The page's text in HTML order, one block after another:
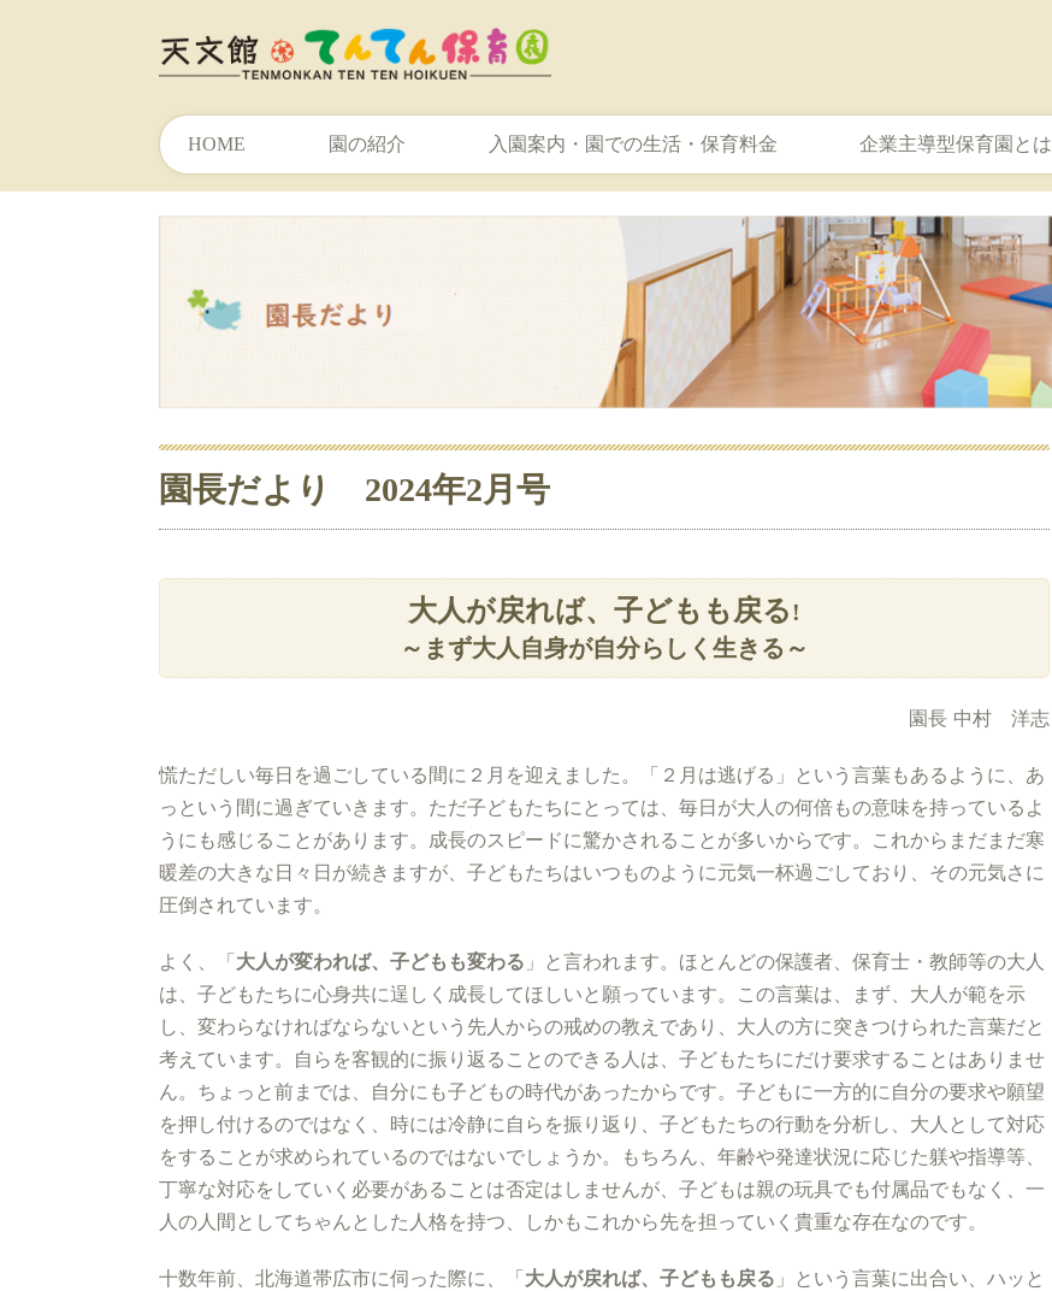
HOME 園の紹介 入園案内・園での生活・保育料金 企業主導型保育園とは
園長だより 2024年2月号
大人が戻れば、子どもも戻る!
～まず大人自身が自分らしく生きる～
園長 中村 洋志
慌ただしい毎日を過ごしている間に２月を迎えました。「２月は逃げる」という言葉もあるように、あ
っという間に過ぎていきます。ただ子どもたちにとっては、毎日が大人の何倍もの意味を持っているよ
うにも感じることがあります。成長のスピードに驚かされることが多いからです。これからまだまだ寒
暖差の大きな日々日が続きますが、子どもたちはいつものように元気一杯過ごしており、その元気さに
圧倒されています。
よく、「大人が変われば、子どもも変わる 」と言われます。ほとんどの保護者、保育士・教師等の大人
は、子どもたちに心身共に逞しく成長してほしいと願っています。この言葉は、まず、大人が範を示
し、変わらなければならないという先人からの戒めの教えであり、大人の方に突きつけられた言葉だと
考えています。自らを客観的に振り返ることのできる人は、子どもたちにだけ要求することはありませ
ん。ちょっと前までは、自分にも子どもの時代があったからです。子どもに一方的に自分の要求や願望
を押し付けるのではなく、時には冷静に自らを振り返り、子どもたちの行動を分析し、大人として対応
をすることが求められているのではないでしょうか。もちろん、年齢や発達状況に応じた躾や指導等、
丁寧な対応をしていく必要があることは否定はしませんが、子どもは親の玩具でも付属品でもなく、一
人の人間としてちゃんとした人格を持つ、しかもこれから先を担っていく貴重な存在なのです。
十数年前、北海道帯広市に伺った際に、「大人が戻れば、子どもも戻る 」という言葉に出合い、ハッと